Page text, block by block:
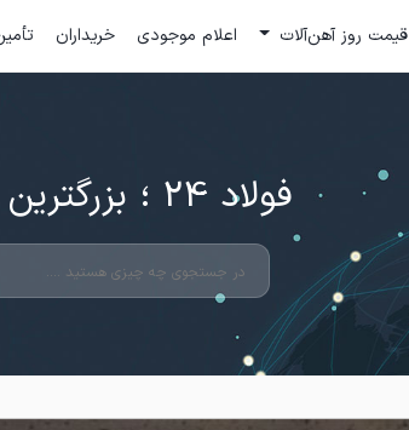
قیمت روز آهن‌آلات اعلام موجودی خریداران
فولاد 24 ؛ بزرگترین مرکز تجارت آنلاین فلزات